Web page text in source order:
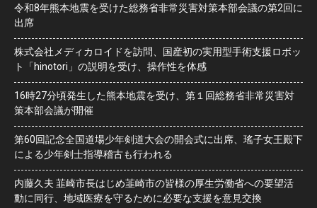
令和8年熊本地震を受けた総務省非常災害対策本部会議の第2回に
出席
株式会社メディカロイドを訪問、国産初の実用型手術支援ロボッ
ト「hinotori」の説明を受け、操作性を体感
16時27分頃発生した熊本地震を受け、第１回総務省非常災害対
策本部会議が開催
第60回記念全国道場少年剣道大会の開会式に出席、瑤子女王殿下
による少年剣士指導稽古も行われる
内藤久夫 韮崎市長はじめ韮崎市の皆様の厚生労働省への要望活
動に同行、地域医療を守るために必要な支援を意見交換